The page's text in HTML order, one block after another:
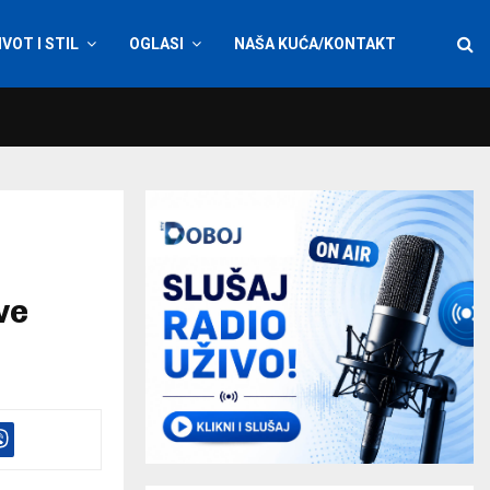
I STIL OGLASI NAŠA KUĆA/KONTAKT